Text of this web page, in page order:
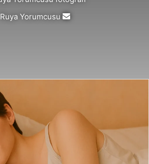
Ruya Yorumcusu